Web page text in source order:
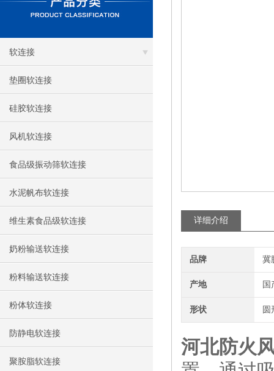
软连接
垫圈软连接
硅胶软连接
风机软连接
食品级振动筛软连接
水泥帆布软连接
维生素食品级软连接
奶粉输送软连接
粉料输送软连接
粉体软连接
防静电软连接
聚胺脂软连接
详细介绍
品牌 冀
产地 国
形状 圆
河北防火